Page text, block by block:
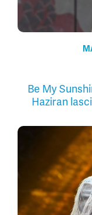
Be My
Haziran